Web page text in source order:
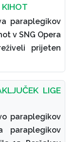
KIHOT
paraplegikov
v SNG Opera
prijeten
LIGE
paraplegikov
paraplegikov